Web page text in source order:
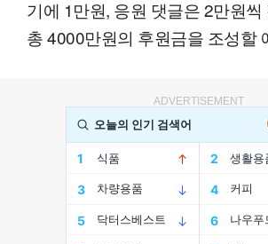
기에 1만원, 응원 댓글은 2만원씩
총 4000만원의 후원금을 조성할
ADVERTISEMENT